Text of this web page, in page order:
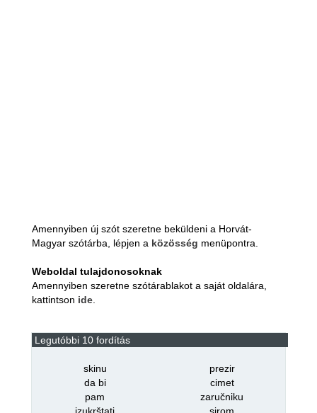
Amennyiben új szót szeretne beküldeni a Horvát-
Magyar szótárba, lépjen a közösség menüpontra.
Weboldal tulajdonosoknak
Amennyiben szeretne szótárablakot a saját oldalára,
kattintson ide.
Legutóbbi 10 fordítás
skinu
prezir
da bi
cimet
pam
zaručniku